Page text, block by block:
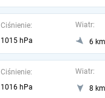
Ciśnienie:
1015 hPa
Wiatr:
6
Ciśnienie:
1016 hPa
Wiatr:
8